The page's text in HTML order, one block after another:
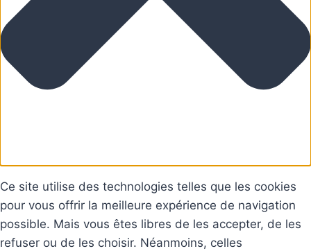
Ce site utilise des technologies telles que les cookies
pour vous offrir la meilleure expérience de navigation
possible. Mais vous êtes libres de les accepter, de les
refuser ou de les choisir. Néanmoins, celles